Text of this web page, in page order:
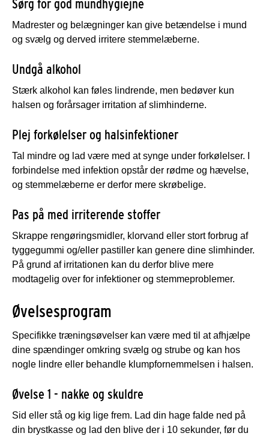
Sørg for god mundhygiejne
Madrester og belægninger kan give betændelse i mund
og svælg og derved irritere stemmelæberne.
Undgå alkohol
Stærk alkohol kan føles lindrende, men bedøver kun
halsen og forårsager irritation af slimhinderne.
Plej forkølelser og halsinfektioner
Tal mindre og lad være med at synge under forkølelser. I
forbindelse med infektion opstår der rødme og hævelse,
og stemmelæberne er derfor mere skrøbelige.
Pas på med irriterende stoffer
Skrappe rengøringsmidler, klorvand eller stort forbrug af
tyggegummi og/eller pastiller kan genere dine slimhinder.
På grund af irritationen kan du derfor blive mere
modtagelig over for infektioner og stemmeproblemer.
Øvelsesprogram
Specifikke træningsøvelser kan være med til at afhjælpe
dine spændinger omkring svælg og strube og kan hos
nogle lindre eller behandle klumpfornemmelsen i halsen.
Øvelse 1 - nakke og skuldre
Sid eller stå og kig lige frem. Lad din hage falde ned på
din brystkasse og lad den blive der i 10 sekunder, før du